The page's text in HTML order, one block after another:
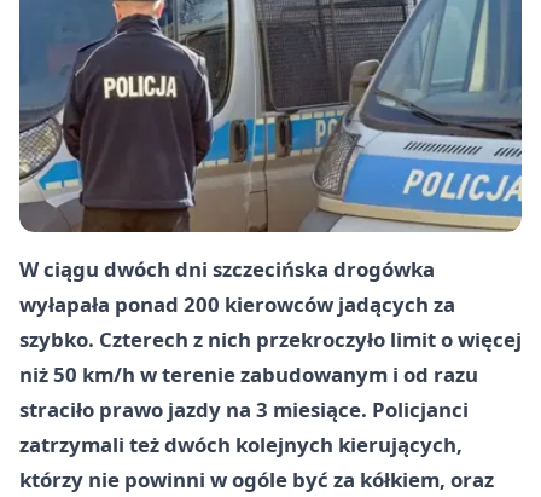
W ciągu dwóch dni szczecińska drogówka
wyłapała ponad 200 kierowców jadących za
szybko. Czterech z nich przekroczyło limit o więcej
niż 50 km/h w terenie zabudowanym i od razu
straciło prawo jazdy na 3 miesiące. Policjanci
zatrzymali też dwóch kolejnych kierujących,
którzy nie powinni w ogóle być za kółkiem, oraz